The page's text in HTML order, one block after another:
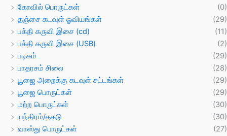
கோவில் பொருட்கள்
(0)
தஞ்சை கடவுள் ஓவியங்கள்
(29)
பக்தி கருவி இசை (cd)
(11)
பக்தி கருவி இசை (USB)
(2)
படிகம்
(29)
பாதரசம் சிலை
(28)
பூஜை அறைக்கு கடவுள் சட்டங்கள்
(29)
பூஜை பொருட்கள்
(29)
மற்ற பொருட்கள்
(30)
யந்திரம்/தகடு
(30)
வாஸ்து பொருட்கள்
(27)